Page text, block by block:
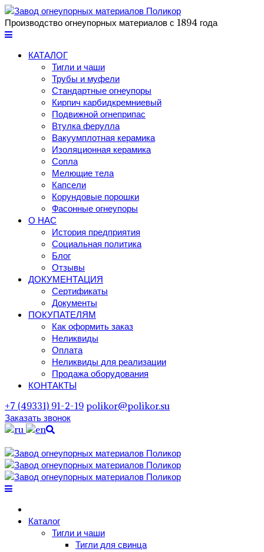
Производство огнеупорных материалов с 1894 года
КАТАЛОГ
Тигли и чаши
Трубы и муфели
Стандартные огнеупоры
Кирпич карбидкремниевый
Подвижной огнеприпас
Втулка ферулла
Вакуумплотная керамика
Изоляционная керамика
Сопла
Мелющие тела
Капсели
Корундовые порошки
Фасонные огнеупоры
О НАС
История предприятия
Социальная политика
Блог
Отзывы
ДОКУМЕНТАЦИЯ
Сертификаты
Документы
ПОКУПАТЕЛЯМ
Как оформить заказ
Неликвиды
Оплата
Неликвиды для реализации
Продажа оборудования
КОНТАКТЫ
+7 (49331) 91-2-19 polikor@polikor.su
Заказать звонок
Каталог
Тигли и чаши
Тигли для свинца